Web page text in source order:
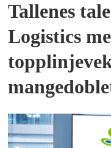
Tallenes
Logistics